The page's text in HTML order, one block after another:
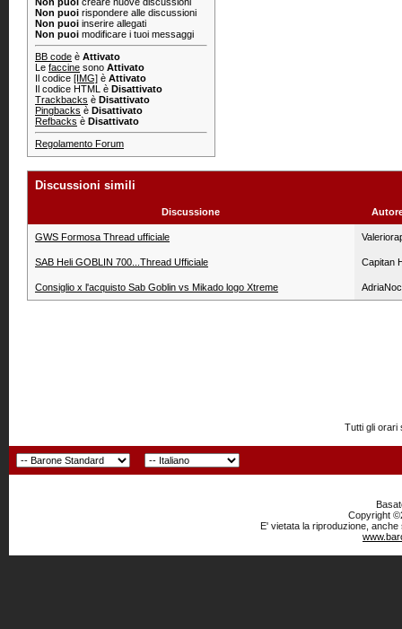
Non puoi rispondere alle discussioni
Non puoi inserire allegati
Non puoi modificare i tuoi messaggi
BB code è Attivato
Le faccine sono Attivato
Il codice [IMG] è Attivato
Il codice HTML è Disattivato
Trackbacks è Disattivato
Pingbacks è Disattivato
Refbacks è Disattivato
Regolamento Forum
Discussioni simili
Discussione
GWS Formosa Thread ufficiale
SAB Heli GOBLIN 700...Thread Ufficiale Capitan
Consiglio x l'acquisto Sab Goblin vs Mikado logo Xtreme
Tutti gli orari
Copyright
E' vietata la riproduzione,